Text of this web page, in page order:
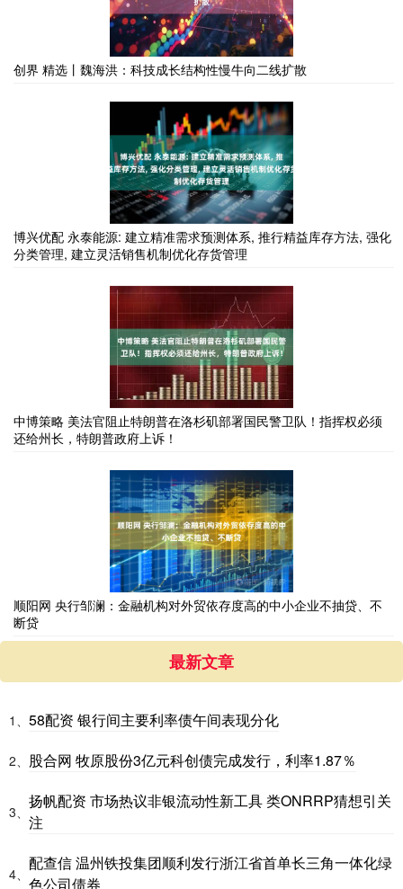
创界 精选丨魏海洪：科技成长结构性慢牛向二线扩散
博兴优配 永泰能源: 建立精准需求预测体系, 推行精益库存方法, 强化
分类管理, 建立灵活销售机制优化存货管理
中博策略 美法官阻止特朗普在洛杉矶部署国民警卫队！指挥权必须
还给州长，特朗普政府上诉！
顺阳网 央行邹澜：金融机构对外贸依存度高的中小企业不抽贷、不
断贷
最新文章
1、 58配资 银行间主要利率债午间表现分化
2、 股合网 牧原股份3亿元科创债完成发行，利率1.87％
3、
扬帆配资 市场热议非银流动性新工具 类ONRRP猜想引关
注
4、
配查信 温州铁投集团顺利发行浙江省首单长三角一体化绿
色公司债券